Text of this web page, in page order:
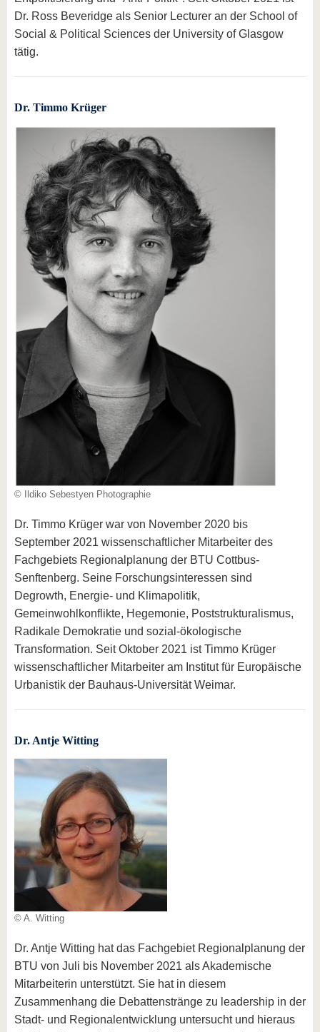
Dr. Ross Beveridge als Senior Lecturer an der School of
Social & Political Sciences der University of Glasgow
tätig.
Dr. Timmo Krüger
© Ildiko Sebestyen Photographie
Dr. Timmo Krüger war von November 2020 bis
September 2021 wissenschaftlicher Mitarbeiter des
Fachgebiets Regionalplanung der BTU Cottbus-
Senftenberg. Seine Forschungsinteressen sind
Degrowth, Energie- und Klimapolitik,
Gemeinwohlkonflikte, Hegemonie, Poststrukturalismus,
Radikale Demokratie und sozial-ökologische
Transformation. Seit Oktober 2021 ist Timmo Krüger
wissenschaftlicher Mitarbeiter am Institut für Europäische
Urbanistik der Bauhaus-Universität Weimar.
Dr. Antje Witting
© A. Witting
Dr. Antje Witting hat das Fachgebiet Regionalplanung der
BTU von Juli bis November 2021 als Akademische
Mitarbeiterin unterstützt. Sie hat in diesem
Zusammenhang die Debattenstränge zu leadership in der
Stadt- und Regionalentwicklung untersucht und hieraus